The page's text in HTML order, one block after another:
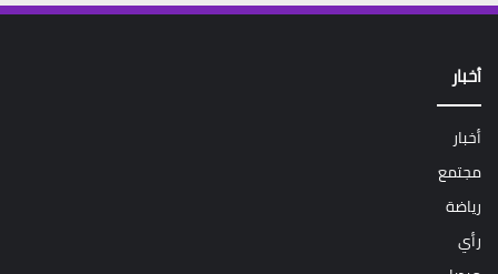
أخبار
أخبار
مجتمع
رياضة
رأي